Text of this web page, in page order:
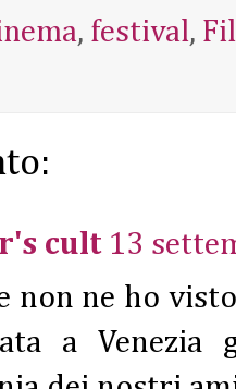
, festival,
cult 13
non ne ho
a Venezia